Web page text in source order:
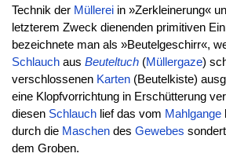
Technik der Müllereiin »Zerkleinerung«
letzterem Zweck dienenden primitiven
bezeichnete man als »Beutelgeschirr«,
Schlauchaus Beuteltuch(Müllergaze)
verschlossenen Karten(Beutelkiste)
eine Klopfvorrichtung in Erschütterung
diesen Schlauchlief das vom Mahlgange
durch die Maschendes Gewebes
dem Groben.